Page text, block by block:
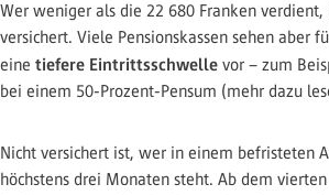
Wer weniger als die 22 680 Franken
versichert. Viele Pensionskassen sehen aber
eine tiefere Eintrittsschwelle vor – zum
bei einem 50-Prozent-Pensum (mehr dazu
Nicht versichert ist, wer in einem befristeten
höchstens drei Monaten steht. Ab dem